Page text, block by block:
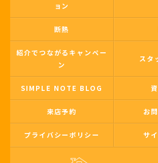
ョン
断熱
紹介でつながるキャンペー
ン
スタ
SIMPLE NOTE BLOG
来店予約 お
プライバシーポリシー サ